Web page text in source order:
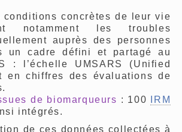
conditions concrètes de leur vie
notamment les troubles
auprès des personnes
un cadre défini et partagé au
: l’échelle UMSARS (Unified
en chiffres des évaluations de
de biomarqueurs : 100
IRM
intégrés.
de ces données collectées à